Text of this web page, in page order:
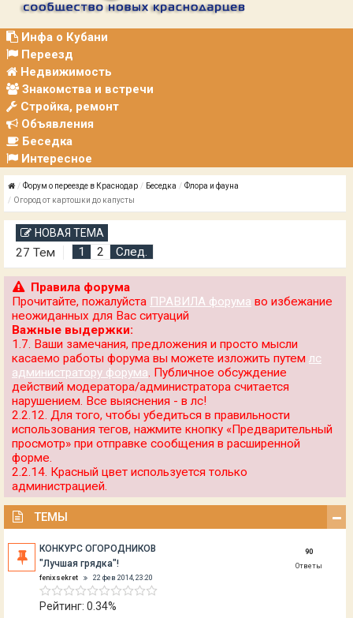
Инфа о Кубани
Переезд
Недвижимость
Знакомства и встречи
Стройка, ремонт
Объявления
Беседка
Интересное
Форум о переезде в Краснодар Беседка
Флора и фауна
Огород от картошки до капусты
НОВАЯ ТЕМА
27 Тем 1 2 След.
Правила форума
Прочитайте, пожалуйста ПРАВИЛА форума во избежание
неожиданных для Вас ситуаций
Важные выдержки:
1.7. Ваши замечания, предложения и просто мысли
касаемо работы форума вы можете изложить путем лс
администратору форума. Публичное обсуждение
действий модератора/администратора считается
нарушением. Все выяснения - в лс!
2.2.12. Для того, чтобы убедиться в правильности
использования тегов, нажмите кнопку «Предварительный
просмотр» при отправке сообщения в расширенной
форме.
2.2.14. Красный цвет используется только
администрацией.
ТЕМЫ
КОНКУРС ОГОРОДНИКОВ
"Лучшая грядка"!
fenixsekret 22 фев 2014, 23:20
Рейтинг: 0.34%
90
Ответы